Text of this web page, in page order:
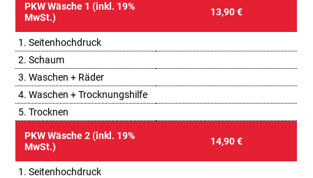
PKW Wäsche 1 (inkl. 19%
MwSt.)
13,90 €
1. Seitenhochdruck
2. Schaum
3. Waschen + Räder
4. Waschen + Trocknungshilfe
5. Trocknen
PKW Wäsche 2 (inkl. 19%
MwSt.)
14,90 €
1. Seitenhochdruck